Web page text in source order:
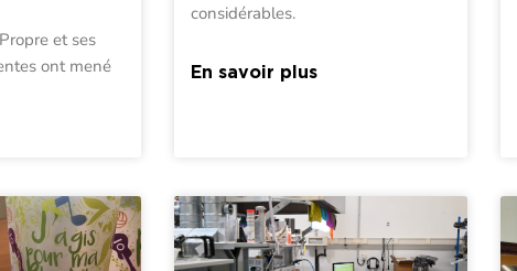
et ses
ont mené
considérables.
En savoir plus